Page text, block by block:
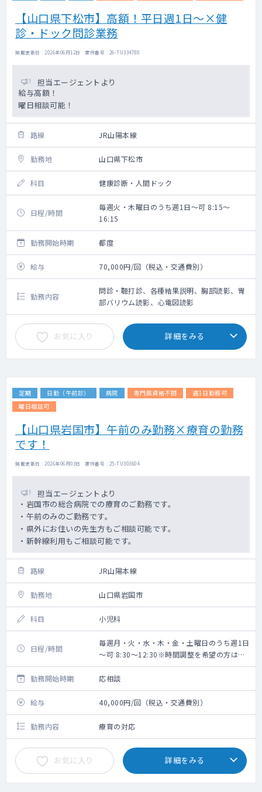
【山口県下松市】高額！平日週1日～×健
診・ドック問診業務
掲載更新日 : 2026年06月12日 案件番号 : 26-TU334788
担当エージェントより
給与高額！
曜日相談可能！
路線 JR山陽本線
勤務地 山口県下松市
科目 健康診断・人間ドック
日程/時間
毎週火・木曜日のうち週1日～可 8:15～
16:15
勤務開始時期 都度
給与 70,000円/回（税込・交通費別）
勤務内容
問診・聴打診、各種結果説明、胸部読影、胃
部バリウム読影、心電図読影
お気に入り 詳細をみる
定期 日勤（午前診） 病院 専門医資格不問
週1日勤務可
曜日相談可
【山口県岩国市】午前のみ勤務×療育の勤務
です！
掲載更新日 : 2026年06月03日 案件番号 : 25-TU303604
担当エージェントより
・岩国市の総合病院での療育のご勤務です。
・午前のみのご勤務です。
・県外にお住いの先生方もご相談可能です。
・新幹線利用もご相談可能です。
路線 JR山陽本線
勤務地 山口県岩国市
科目 小児科
日程/時間
毎週月・火・水・木・金・土曜日のうち週1日
～可 8:30～12:30※時間調整を希望の方はお
知らせください
勤務開始時期
応相談
給与 40,000円/回（税込・交通費別）
勤務内容 療育の対応
お気に入り 詳細をみる